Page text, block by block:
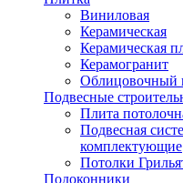
Виниловая
Керамическая
Керамическая
Керамогранит
Облицовочный
Подвесные
Плита
Подвесная
комплектующие
Потолки
Подоконники